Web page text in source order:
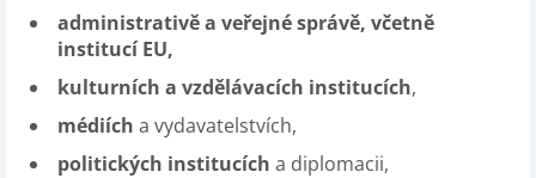
administrativě a veřejné správě, včetně
institucí EU,
kulturních a vzdělávacích institucích,
médiích a vydavatelstvích,
politických institucích a diplomacii,